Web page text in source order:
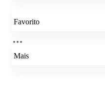
Favorito
Mais